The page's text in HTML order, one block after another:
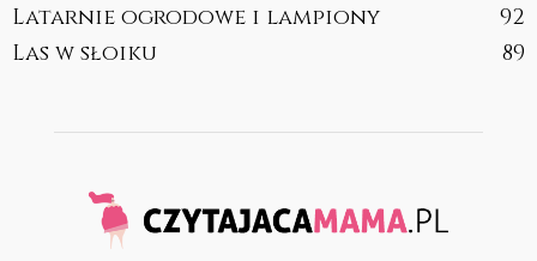
Latarnie ogrodowe i lampiony
92
Las w słoiku
89